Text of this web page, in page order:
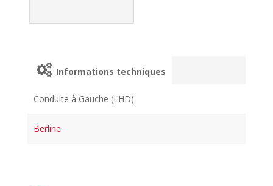
Informations techniques
Conduite à Gauche (LHD)
Berline